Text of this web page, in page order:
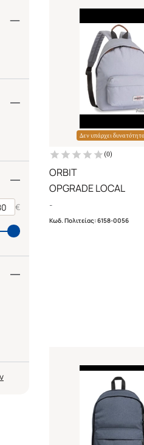
€
Δεν υπάρχει
(0)
ORBIT
OPGRADE LOCAL
-
Κωδ. Πολιτείας:6158-0056